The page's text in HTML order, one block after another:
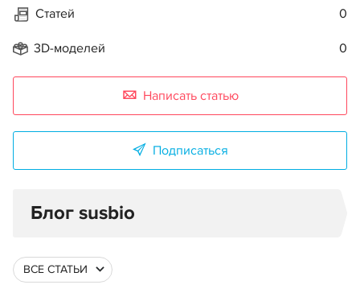
Статей 0
3D-моделей 0
Написать статью
Подписаться
Блог susbio
ВСЕ СТАТЬИ